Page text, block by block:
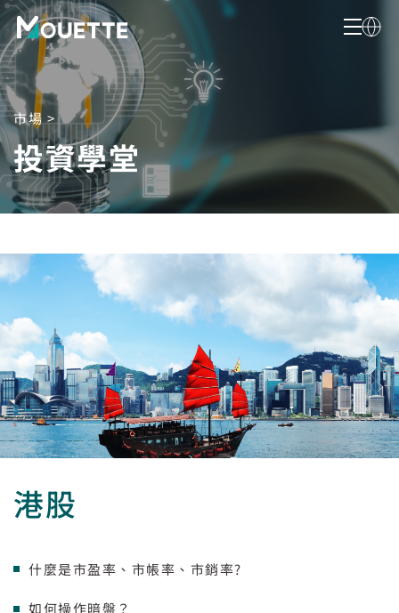
市場 >
投資學堂
港股
什麼是市盈率、市帳率、市銷率?
如何操作暗盤？